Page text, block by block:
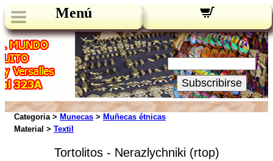
Menú
Novedades:
Su Email:
Subscribirse
Categoria > Munecas > Muñecas étnicas
Material > Textil
Tortolitos - Nerazlychniki (rtop)